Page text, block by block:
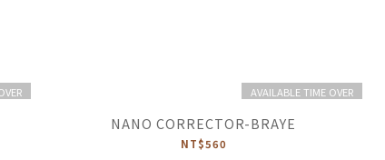
AVAILABLE TIME OVER
NANO CORRECTOR-BRAYE
NT$560